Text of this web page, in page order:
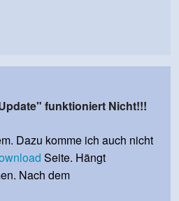
funktioniert Nicht!!!
Dazu komme ich auch nicht
Seite. Hängt
Nach dem